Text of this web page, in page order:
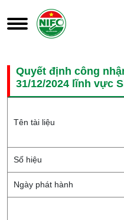
Quyết định công
31/12/2024 lĩnh vực
Tên tài liệu
Số hiệu
Ngày phát hành